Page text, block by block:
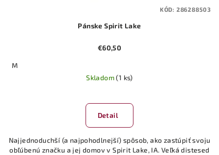
Pánske Spirit Lake
€60,50
M
Skladom(1 ks)
Detail
Najjednoduchší (a najpohodlnejší) spôsob, ako zastúpiť svoju
obľúbenú značku a jej domov v Spirit Lake, IA. Veľká distesed
KÓD: 286288503